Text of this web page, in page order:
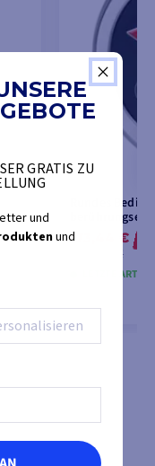
Rundes
173,44 €
194,01 €
LETZTE
GRATIS ZU
und
und